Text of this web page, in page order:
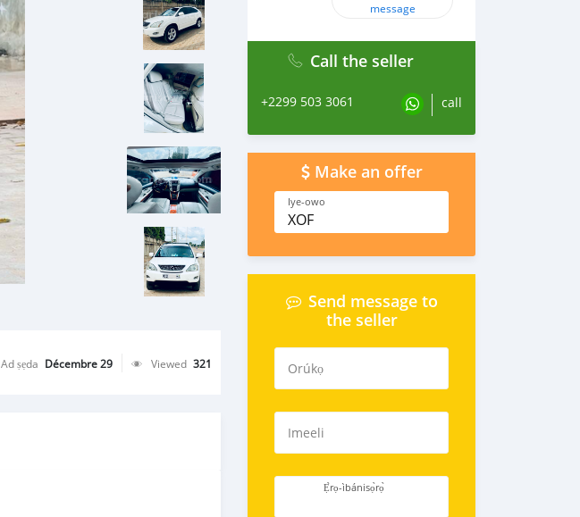
Ad ṣẹda Décembre 29 Viewed 321
message
Call the seller
+2299 503 3061 call
Make an offer
Iye-owo
XOF
Send message to
the seller
Orúkọ
Imeeli
Ẹ̀rọ-ìbánisọ̀rọ̀